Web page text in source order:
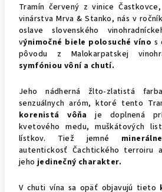
Tramín červený z vinice
vinárstva Mrva & Stanko, nás v
oslave slovenského
výnimočné biele polosuché víno s
pôvodu z Malokarpatskej
symfóniou vôní a chutí.
Jeho nádherná žlto-zlatistá
senzuálnych aróm, ktoré tento
korenistá vôňa je doplnená
kvetového medu, muškátových
lístkov. Tiež jemné
autentickosť Čachtického terroiru
jeho jedinečný charakter.
V chuti vína sa opäť objavujú tieto